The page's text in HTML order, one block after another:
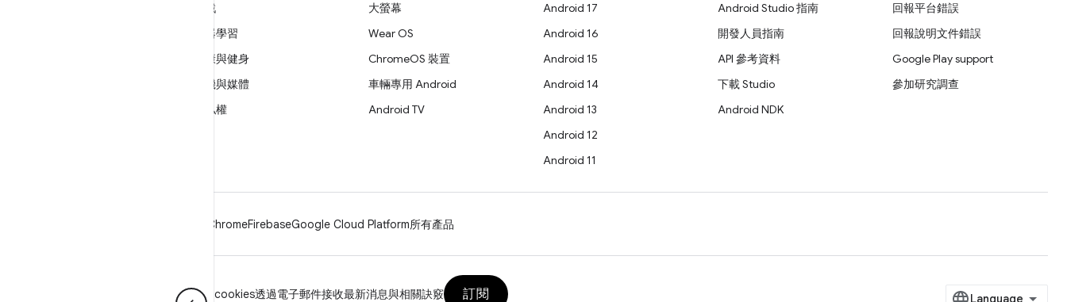
遊戲
機器學習
健康與健身
相機與媒體
隱私權
大螢幕
Wear OS
ChromeOS 裝置
車輛專用 Android
Android TV
Android 17
Android 16
Android 15
Android 14
Android 13
Android 12
Android 11
Android Studio 指南
開發人員指南
API 參考資料
下載 Studio
Android NDK
回報平台錯誤
回報說明文件錯誤
Google Play support
參加研究調查
ChromeFirebaseGoogle Cloud Platform所有產品
Manage cookies透過電子郵件接收最新消息與相關訣竅 訂閱